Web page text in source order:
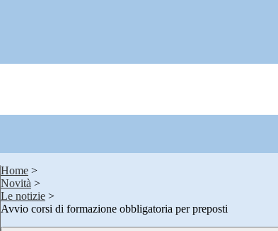
Home >
Novità >
Le notizie >
Avvio corsi di formazione obbligatoria per preposti